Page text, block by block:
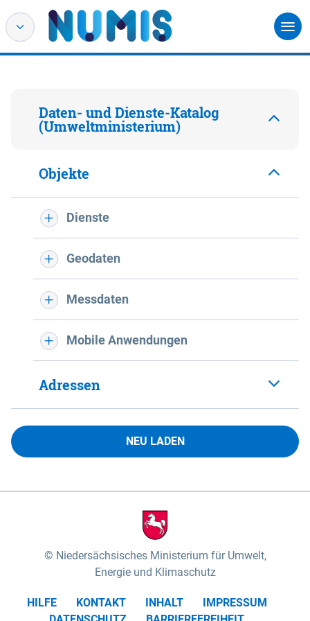
Daten- und Dienste-Katalog
(Umweltministerium)
Objekte
Dienste
Geodaten
Messdaten
Mobile Anwendungen
Adressen
NEU LADEN
Niedersächsisches Ministerium für Umwelt,
Energie und Klimaschutz
HILFE KONTAKT INHALT
IMPRESSUM